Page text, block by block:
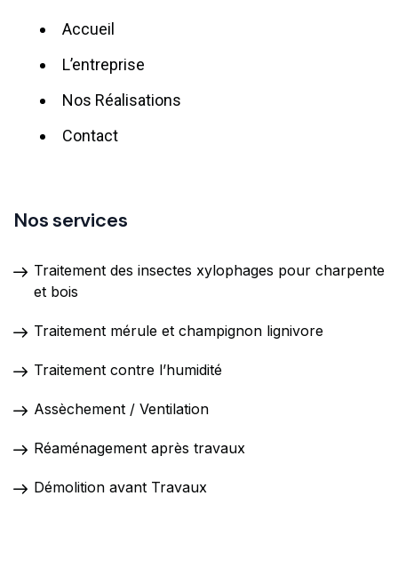
Accueil
L’entreprise
Nos Réalisations
Contact
Nos services
Traitement des insectes xylophages pour charpente
et bois
Traitement mérule et champignon lignivore
Traitement contre l’humidité
Assèchement / Ventilation
Réaménagement après travaux
Démolition avant Travaux